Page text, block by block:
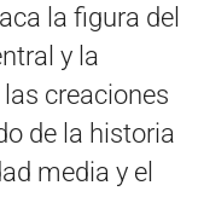
la figura del
y la
creaciones
de la historia
media y el